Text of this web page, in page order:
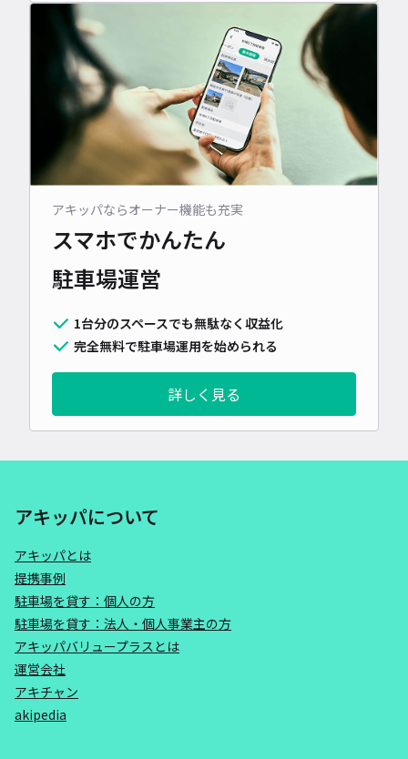
アキッパならオーナー機能も充実
スマホでかんたん
駐車場運営
1台分のスペースでも無駄なく収益化
完全無料で駐車場運用を始められる
詳しく見る
アキッパについて
アキッパとは
提携事例
駐車場を貸す：個人の方
駐車場を貸す：法人・個人事業主の方
アキッパバリュープラスとは
運営会社
アキチャン
akipedia